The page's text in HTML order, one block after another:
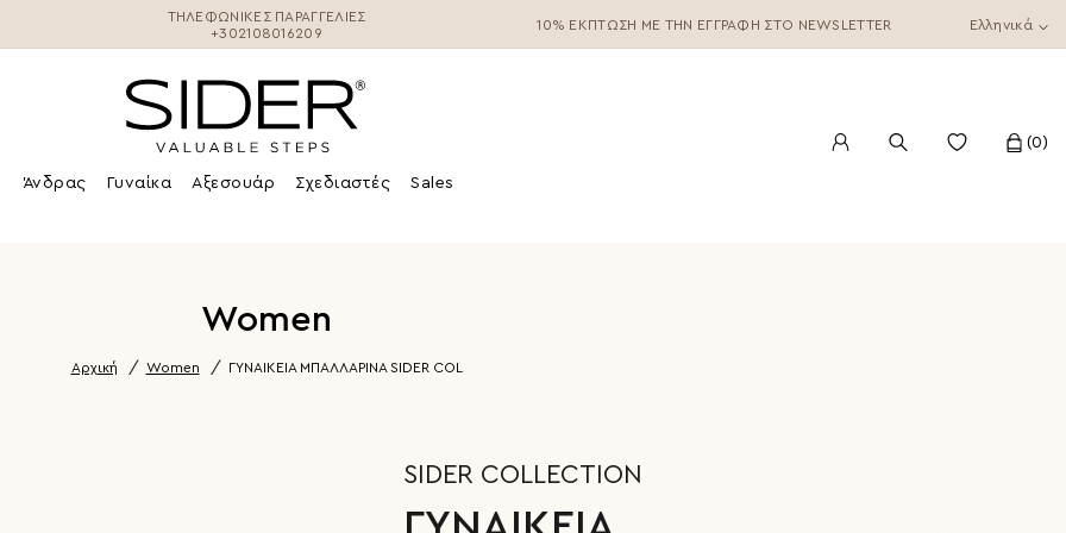
ΤΗΛΕΦΩΝΙΚΕΣ ΠΑΡΑΓΓΕΛΊΕΣ
+302108016209
10% ΈΚΠΤΩΣΗ ΜΕ ΤΗΝ ΕΓΓΡΑΦΉ ΣΤΟ NEWSLETTER Ελληνικά
Άνδρας Γυναίκα Αξεσουάρ Σχεδιαστές Sales
0
Women
Αρχική Women ΓΥΝΑΙΚΕΙΑ ΜΠΑΛΛΑΡΙΝΑ SIDER COL
SIDER COLLECTION